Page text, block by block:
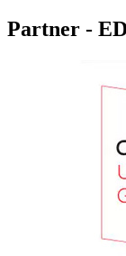
Partner -